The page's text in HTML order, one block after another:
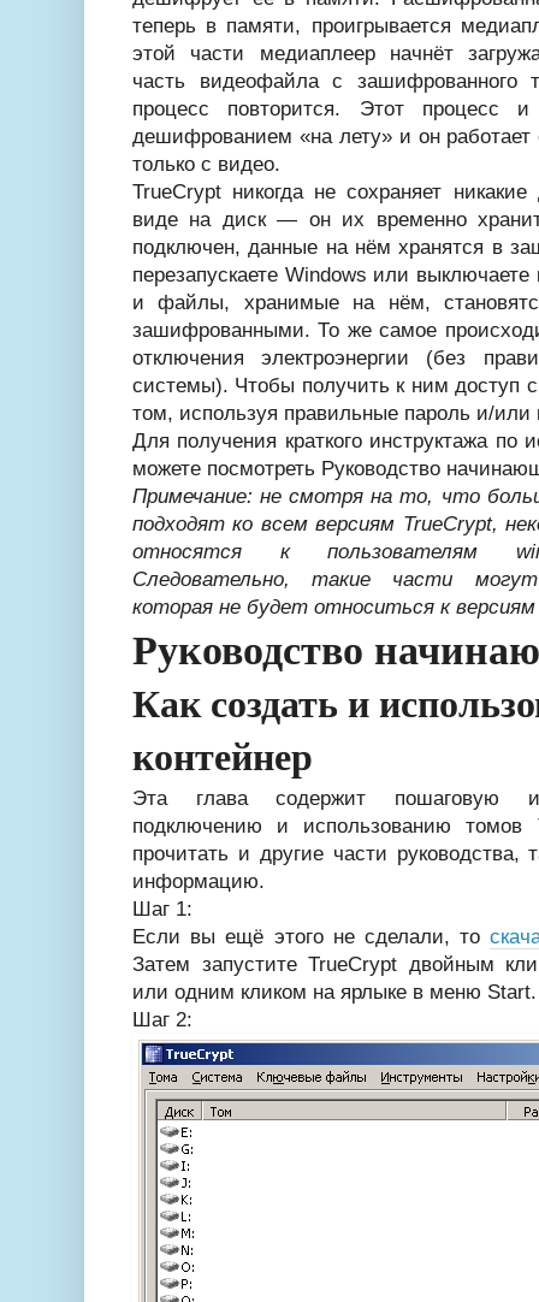
теперь в памяти, проигрывается
этой части медиаплеер начнёт
часть видеофайла с
процесс повторится. Этот процесс
дешифрованием «на лету» и он
только с видео.
TrueCrypt никогда не сохраняет
виде на диск — он их временно
подключен, данные на нём хранятся в
перезапускаете Windows или
и файлы, хранимые на нём,
зашифрованными. То же самое
отключения электроэнергии (без
системы). Чтобы получить к ним доступ
том, используя правильные пароль и/
Для получения краткого инструктажа
можете посмотреть Руководство
Примечание: не смотря на то, что
подходят ко всем версиям TrueCrypt,
относятся к пользователям
Следовательно, такие части
которая не будет относиться к
Руководство
Как создать и
контейнер
Эта глава содержит пошаговую
подключению и использованию
прочитать и другие части руководства,
информацию.
Шаг 1:
Если вы ещё этого не сделали, то
Затем запустите TrueCrypt двойным
или одним кликом на ярлыке в меню Start.
Шаг 2: